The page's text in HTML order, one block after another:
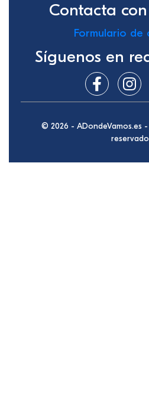
Contacta
Formulario de
Síguenos en
© 2026 - ADondeVamos.es